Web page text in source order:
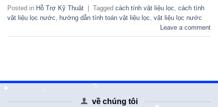
Posted in Hỗ Trợ Kỹ Thuật | Tagged cách tính vật liệu lọc cách tính
vật liệu lọc nước
hướng dẫn tính toán vật liệu lọc vật liệu lọc nước
Leave a comment
về chúng tôi